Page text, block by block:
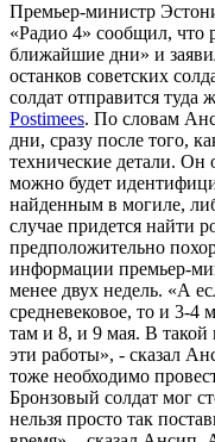
Премьер-министр
«Радио 4» сообщил, что
ближайшие дни» и
останков советских
солдат отправится
Postimees. По словам
дни, сразу после того,
технические детали. Он
можно будет
найденным в могиле,
случае придется найти
предположительно
информации премьер-
менее двух недель. «А
средневековое, то и 3-4
там и 8, и 9 мая. В такой
эти работы», - сказал
тоже необходимо
Бронзовый солдат мог
нельзя просто так